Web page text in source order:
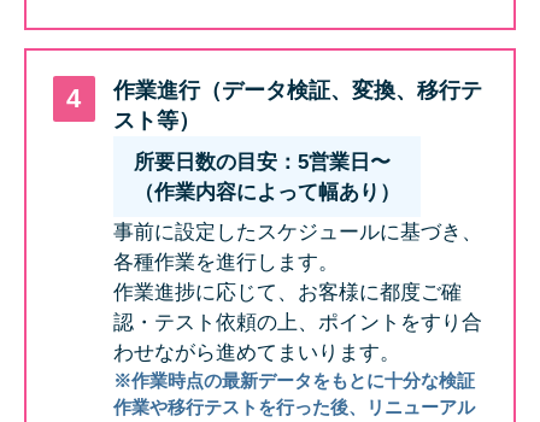
作業進行（データ検証、変換、移行テ
スト等）
所要日数の目安：5営業日〜
（作業内容によって幅あり）
事前に設定したスケジュールに基づき、
各種作業を進行します。
作業進捗に応じて、お客様に都度ご確
認・テスト依頼の上、ポイントをすり合
わせながら進めてまいります。
※作業時点の最新データをもとに十分な検証
作業や移行テストを行った後、リニューアル